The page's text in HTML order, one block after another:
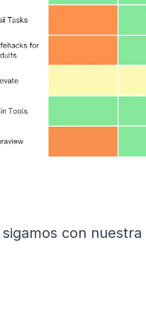
sigamos con nuestra